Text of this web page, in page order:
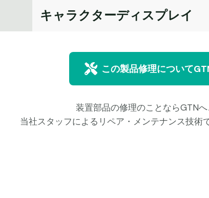
キャラクターディスプレイ
この製品修理について
装置部品の修理のことならGTNへ
当社スタッフによるリペア・メンテナンス技術